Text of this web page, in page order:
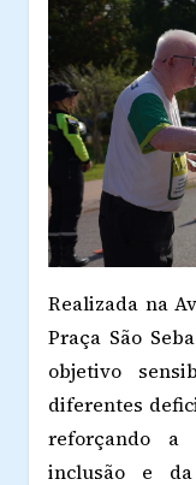
Realizada na
Praça São
objetivo
diferentes
reforçando a
inclusão e